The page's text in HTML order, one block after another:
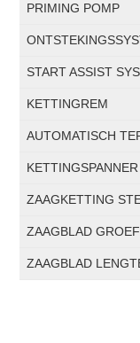
PRIMING POMP
START ASSIST
KETTINGREM
AUTOMATISCH
KETTINGSPANNER
ZAAGKETTING
ZAAGBLAD
ZAAGBLAD